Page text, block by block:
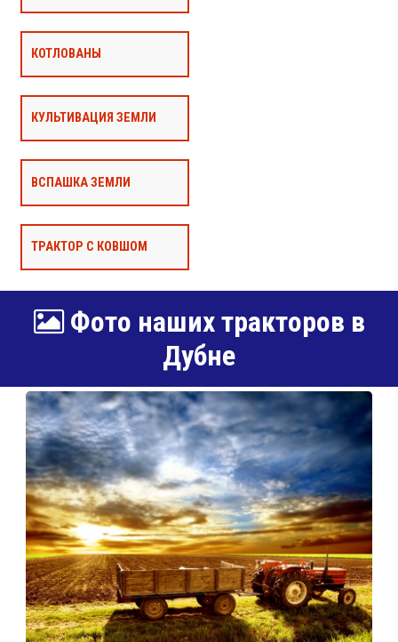
КОТЛОВАНЫ
КУЛЬТИВАЦИЯ ЗЕМЛИ
ВСПАШКА ЗЕМЛИ
ТРАКТОР С КОВШОМ
Фото наших тракторов в
Дубне